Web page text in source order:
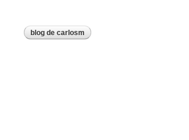
blog de carlosm